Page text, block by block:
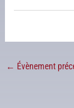
← Évènement